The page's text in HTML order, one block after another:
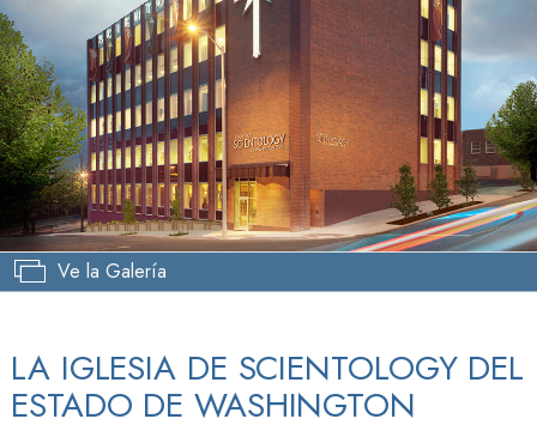
Ve la Galería
LA IGLESIA DE SCIENTOLOGY DEL
ESTADO DE WASHINGTON